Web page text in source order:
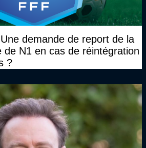
demande de report de la
de N1 en cas de réintégration
?